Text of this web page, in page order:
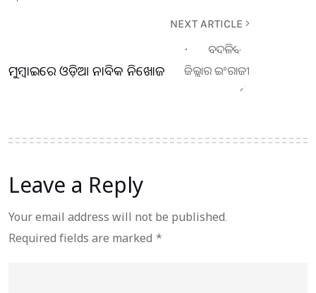
NEXT ARTICLE
ମୁମ୍ବାଇରେ ଓଡ଼ିଆ ନାବିକ ନିଖୋଜ
Leave a Reply
Your email address will not be published.
Required fields are marked *